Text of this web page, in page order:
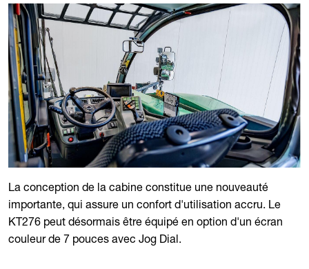
La conception de la cabine constitue une nouveauté
importante, qui assure un confort d'utilisation accru. Le
KT276 peut désormais être équipé en option d'un écran
couleur de 7 pouces avec Jog Dial.